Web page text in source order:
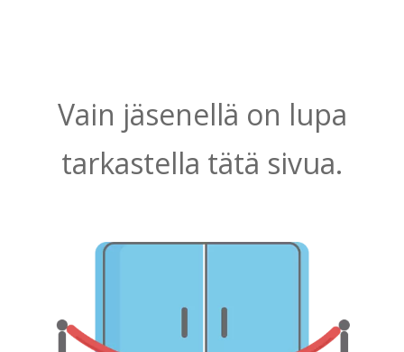
Vain jäsenellä on lupa
tarkastella tätä sivua.